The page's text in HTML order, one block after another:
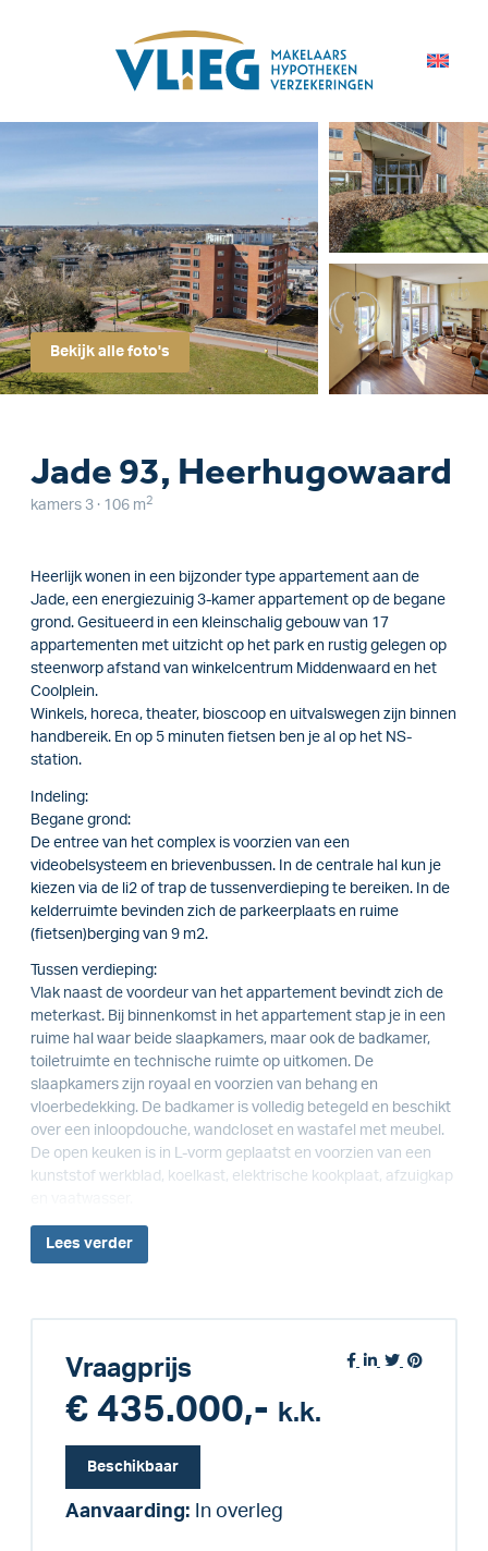
Bekijk alle foto's
Jade 93, Heerhugowaard
kamers 3 · 106 m 2
Heerlijk wonen in een bijzonder type appartement aan de
Jade, een energiezuinig 3-kamer appartement op de begane
grond. Gesitueerd in een kleinschalig gebouw van 17
appartementen met uitzicht op het park en rustig gelegen op
steenworp afstand van winkelcentrum Middenwaard en het
Coolplein.
Winkels, horeca, theater, bioscoop en uitvalswegen zijn binnen
handbereik. En op 5 minuten fietsen ben je al op het NS-
station.
Indeling:
Begane grond:
De entree van het complex is voorzien van een
videobelsysteem en brievenbussen. In de centrale hal kun je
kiezen via de li2 of trap de tussenverdieping te bereiken. In de
kelderruimte bevinden zich de parkeerplaats en ruime
(fietsen)berging van 9 m2.
Tussen verdieping:
Vlak naast de voordeur van het appartement bevindt zich de
meterkast. Bij binnenkomst in het appartement stap je in een
ruime hal waar beide slaapkamers, maar ook de badkamer,
toiletruimte en technische ruimte op uitkomen. De
slaapkamers zijn royaal en voorzien van behang en
vloerbedekking. De badkamer is volledig betegeld en beschikt
over een inloopdouche, wandcloset en wastafel met meubel.
De open keuken is in L-vorm geplaatst en voorzien van een
kunststof werkblad, koelkast, elektrische kookplaat, afzuigkap
Lees verder
Vraagprijs
€ 435.000,- k.k.
Beschikbaar
Aanvaarding: In overleg